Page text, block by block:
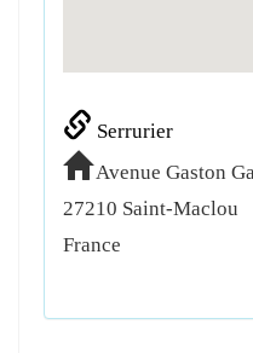
Serrurier
Avenue Gaston
27210 Saint-Maclou
France